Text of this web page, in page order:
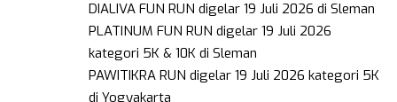
DIALIVA FUN RUN digelar 19 Juli 2026 di Sleman
PLATINUM FUN RUN digelar 19 Juli 2026
kategori 5K & 10K di Sleman
PAWITIKRA RUN digelar 19 Juli 2026 kategori 5K
di Yogyakarta